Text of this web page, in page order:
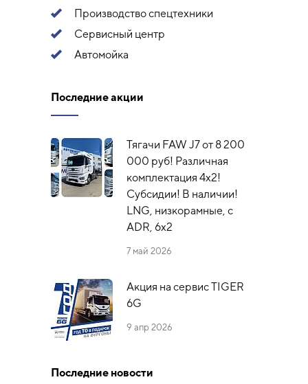
Производство спецтехники
Сервисный центр
Автомойка
Последние акции
Тягачи FAW J7 от 8 200
000 руб! Различная
комплектация 4х2!
Субсидии! В наличии!
LNG, низкорамные, с
ADR, 6x2
7 май 2026
Акция на сервис TIGER
6G
9 апр 2026
Последние новости